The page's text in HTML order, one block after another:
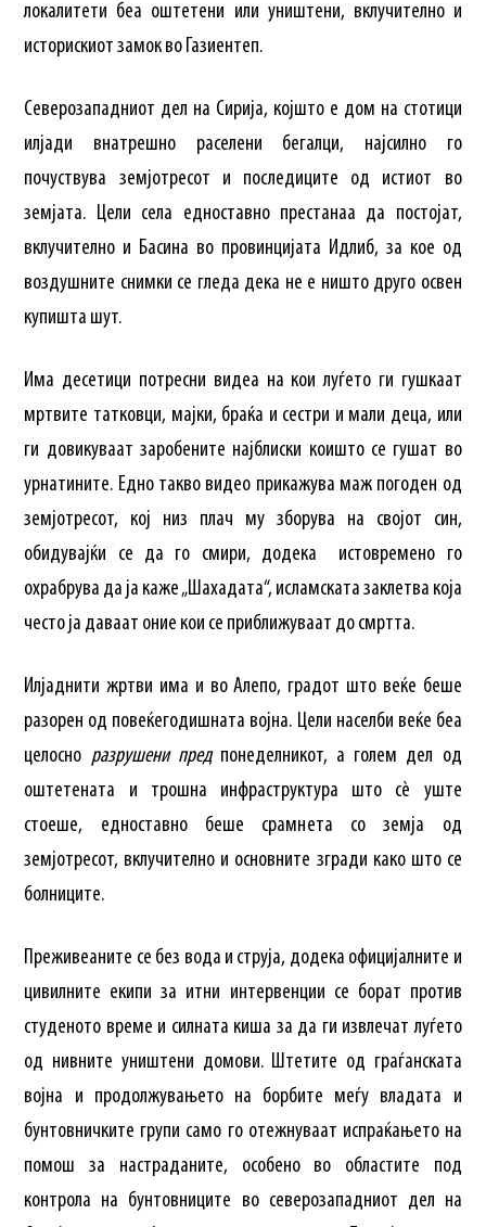
локалитети беа оштетени или уништени, вклучително и
историскиот замок во Газиентеп.
Северозападниот дел на Сирија, којшто е дом на стотици
илјади внатрешно раселени бегалци, најсилно го
почуствува земјотресот и последиците од истиот во
земјата. Цели села едноставно престанаа да постојат,
вклучително и Басина во провинцијата Идлиб, за кое од
воздушните снимки се гледа дека не е ништо друго освен
купишта шут.
Има десетици потресни видеа на кои луѓето ги гушкаат
мртвите татковци, мајки, браќа и сестри и мали деца, или
ги довикуваат заробените најблиски коишто се гушат во
урнатините. Едно такво видео прикажува маж погоден од
земјотресот, кој низ плач му зборува на својот син,
обидувајќи се да го смири, додека истовремено го
охрабрува да ја каже „Шахадата“, исламската заклетва која
често ја даваат оние кои се приближуваат до смртта.
Илјаднити жртви има и во Алепо, градот што веќе беше
разорен од повеќегодишната војна. Цели населби веќе беа
целосно разрушени предпонеделникот, а голем дел од
оштетената и трошна инфраструктура што сè уште
стоеше, едноставно беше срамнета со земја од
земјотресот, вклучително и основните згради како што се
болниците.
Преживеаните се без вода и струја, додека официјалните и
цивилните екипи за итни интервенции се борат против
студеното време и силната киша за да ги извлечат луѓето
од нивните уништени домови. Штетите од граѓанската
војна и продолжувањето на борбите меѓу владата и
бунтовничките групи само го отежнуваат испраќањето на
помош за настраданите, особено во областите под
контрола на бунтовниците во северозападниот дел на